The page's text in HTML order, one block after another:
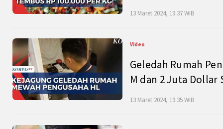
13 Maret 2024, 19:37 WIB
Video
Geledah Rumah
M dan 2 Juta Dollar
13 Maret 2024, 19:35 WIB